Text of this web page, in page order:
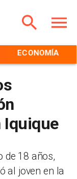
ECONOMÍA
Iquique
de 18 años,
al joven en la